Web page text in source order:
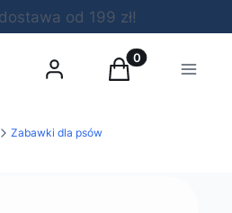
od 199 zł!
Zaloguj sięProdukty w
Koszyk Menu
Zabawki dla psów